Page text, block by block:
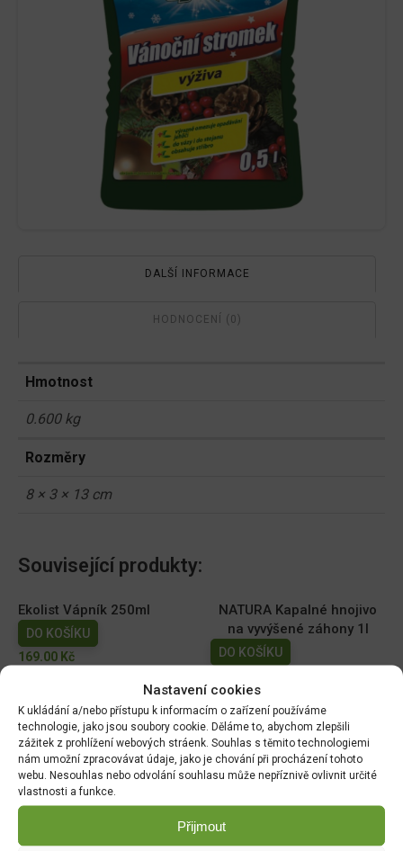
Nastavení cookies
K ukládání a/nebo přístupu k informacím o zařízení používáme
technologie, jako jsou soubory cookie. Děláme to, abychom zlepšili
zážitek z prohlížení webových stráenk. Souhlas s těmito technologiemi
nám umožní zpracovávat údaje, jako je chování při procházení tohoto
webu. Nesouhlas nebo odvolání souhlasu může nepříznivě ovlivnit určité
vlastnosti a funkce.
Přijmout
DALŠÍ INFORMACE
HODNOCENÍ (0)
Hmotnost
0.600 kg
Rozměry
8 × 3 × 13 cm
Související produkty:
Ekolist Vápník 250ml
DO KOŠÍKU
169.00 Kč
NATURA Kapalné hnojivo
na vyvýšené záhony 1l
DO KOŠÍKU
AGRO Cererit Hobby GOLD
s guánem 1l
DO KOŠÍKU
95.00Kč
Cererit s guánem Podzimní
5kg/FO +
DO KOŠÍKU
309.07Kč
Wuxal SUS Ca 250ml
hnojivo Celá zahrada 1l